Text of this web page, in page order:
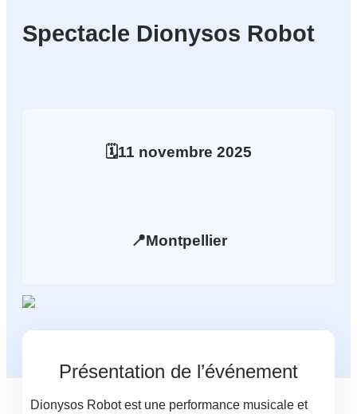
Spectacle Dionysos Robot
🗓️11 novembre 2025
📍Montpellier
Présentation de l’événement
Dionysos Robot est une performance musicale et